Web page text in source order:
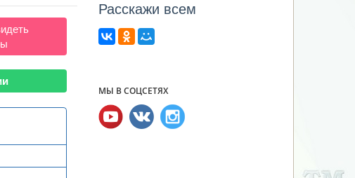
Расcкажи всем
МЫ В СОЦСЕТЯХ